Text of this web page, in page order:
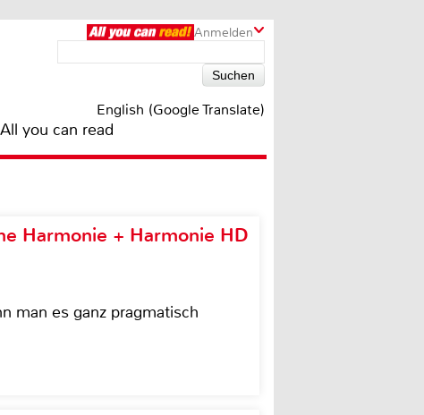
Anmelden
English (Google Translate)
All you can read
Harmonie + Harmonie HD
man es ganz pragmatisch